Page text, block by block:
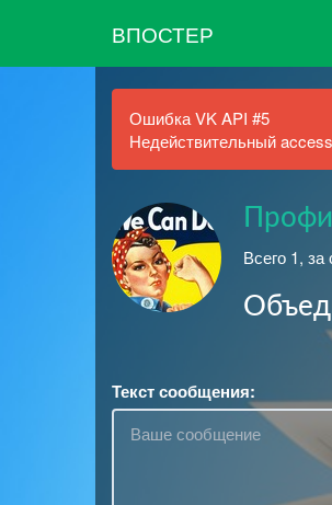
ВПОСТЕР
Ошибка VK API #5
Недействительный
Профи
Всего 1,
Текст сообщения: